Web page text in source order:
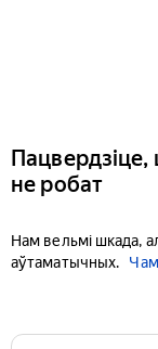
Пацвердзіце,
не робат
Нам вельмі шкада,
аўтаматычных.